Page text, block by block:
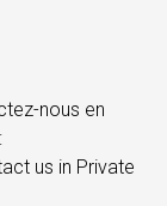
nous en
us in Private